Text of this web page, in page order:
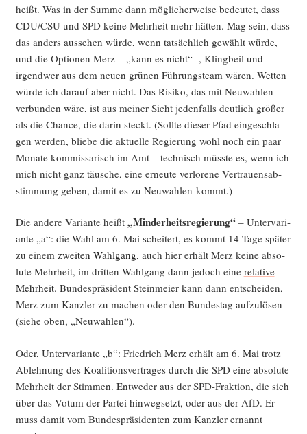
heißt. Was in der Sum­me dann mög­li­cher­wei­se bedeu­tet, dass
CDU/CSU und SPD kei­ne Mehr­heit mehr hät­ten. Mag sein, dass
das anders aus­se­hen wür­de, wenn tat­säch­lich gewählt wür­de,
und die Optio­nen Merz – „kann es nicht“ -, Kling­beil und
irgend­wer aus dem neu­en grü­nen Füh­rungs­team wären. Wet­ten
wür­de ich dar­auf aber nicht. Das Risi­ko, das mit Neu­wah­len
ver­bun­den wäre, ist aus mei­ner Sicht jeden­falls deut­lich grö­ßer
als die Chan­ce, die dar­in steckt. (Soll­te die­ser Pfad ein­ge­schla­
gen wer­den, blie­be die aktu­el­le Regie­rung wohl noch ein paar
Mona­te kom­mis­sa­risch im Amt – tech­nisch müss­te es, wenn ich
mich nicht ganz täu­sche, eine erneu­te ver­lo­re­ne Ver­trau­ens­ab­
stim­mung geben, damit es zu Neu­wah­len kommt.)
Die ande­re Vari­an­te heißt „Min­der­heits­re­gie­rung“– Unter­va­ri­
an­te „a“: die Wahl am 6. Mai schei­tert, es kommt 14 Tage spä­ter
zu einem zwei­ten Wahl­gang, auch hier erhält Merz kei­ne abso­
lu­te Mehr­heit, im drit­ten Wahl­gang dann jedoch eine rela­ti­ve
Mehr­heit. Bun­des­prä­si­dent Stein­mei­er kann dann ent­schei­den,
Merz zum Kanz­ler zu machen oder den Bun­des­tag auf­zu­lö­sen
(sie­he oben, „Neu­wah­len“).
Oder, Unter­va­ri­an­te „b“: Fried­rich Merz erhält am 6. Mai trotz
Ableh­nung des Koali­ti­ons­ver­tra­ges durch die SPD eine abso­lu­te
Mehr­heit der Stim­men. Ent­we­der aus der SPD-Frak­ti­on, die sich
über das Votum der Par­tei hin­weg­setzt, oder aus der AfD. Er
muss damit vom Bun­des­prä­si­den­ten zum Kanz­ler ernannt